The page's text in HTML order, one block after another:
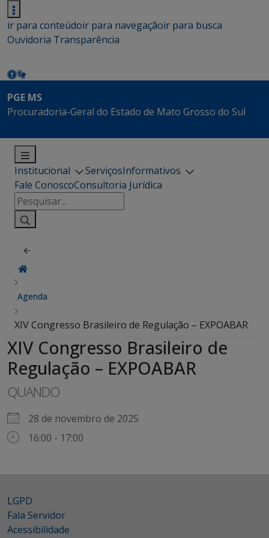
ir para conteúdoir para navegaçãoir para busca
Ouvidoria Transparência
PGE MS
Procuradoria-Geral do Estado de Mato Grosso do Sul
Institucional ServiçosInformativos
Fale ConoscoConsultoria Jurídica
Pesquisar
por:
Agenda
XIV Congresso Brasileiro de Regulação – EXPOABAR
XIV Congresso Brasileiro de
Regulação – EXPOABAR
QUANDO
28 de novembro de 2025
16:00 - 17:00
LGPD
Fala Servidor
Acessibilidade